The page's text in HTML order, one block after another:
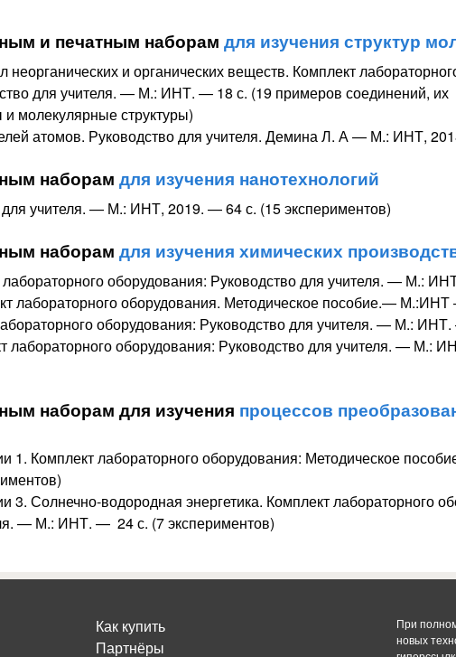
и печатным наборам для изучения структур
и органических веществ. Комплект
для учителя. — М.: ИНТ. — 18 с. (19 примеров соединений, их
молекулярные структуры)
атомов. Руководство для учителя. Демина Л. А — М.: ИНТ,
наборам для изучения нанотехнологий
учителя. — М.: ИНТ, 2019. — 64 с. (15 экспериментов)
наборам для изучения химических
оборудования: Руководство для учителя. — М.:
лабораторного оборудования. Методическое пособие.—
оборудования: Руководство для учителя. — М.:
лабораторного оборудования: Руководство для учителя. — М.:
наборам для изучения процессов
1. Комплект лабораторного оборудования: Методическое
3. Солнечно-водородная энергетика. Комплект лабораторного
— М.: ИНТ. — 24 с. (7 экспериментов)
Как купить
Партнёры
При
новых